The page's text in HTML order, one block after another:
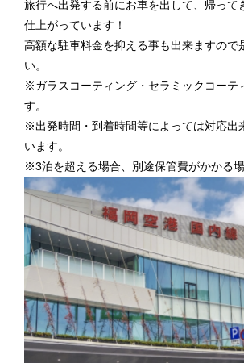
旅行へ出発する前にお車を出して、帰って
仕上がっています！
高額な駐車料金を抑える事も出来ますので
い。
※ガラスコーティング・セラミックコーテ
す。
※出発時間・到着時間等によっては対応出
います。
※3泊を超える場合、別途保管費がかかる場